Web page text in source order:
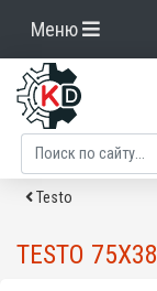
Меню
Testo
TESTO 75X38